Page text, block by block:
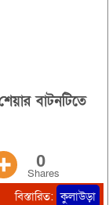
বাটনটিতে
0
Shares
বিস্তারিত: কুলাউড়া